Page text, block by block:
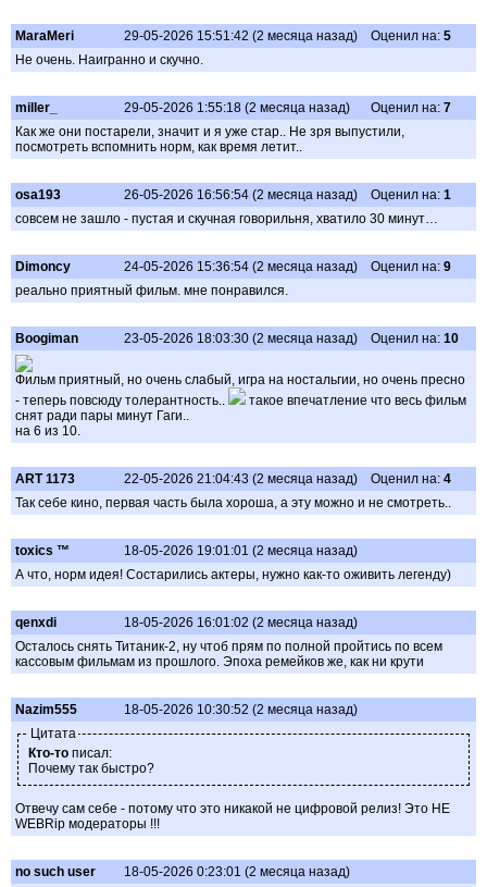
MaraMeri 29-05-2026 15:51:42 (2 месяца назад) Оценил на: 5
Не очень. Наигранно и скучно.
millеr_ 29-05-2026 1:55:18 (2 месяца назад) Оценил на: 7
Как же они постарели, значит и я уже стар.. Не зря выпустили,
посмотреть вспомнить норм, как время летит..
osa193 26-05-2026 16:56:54 (2 месяца назад) Оценил на: 1
совсем не зашло - пустая и скучная говорильня, хватило 30 минут…
Dimoncy 24-05-2026 15:36:54 (2 месяца назад) Оценил на: 9
реально приятный фильм. мне понравился.
Boogiman 23-05-2026 18:03:30 (2 месяца назад) Оценил на: 10
Фильм приятный, но очень слабый, игра на ностальгии, но очень пресно
- теперь повсюду толерантность..
такое впечатление что весь фильм
снят ради пары минут Гаги..
на 6 из 10.
ART 1173 22-05-2026 21:04:43 (2 месяца назад) Оценил на: 4
Так себе кино, первая часть была хороша, а эту можно и не смотреть..
toxics ™
18-05-2026 19:01:01 (2 месяца назад)
А что, норм идея! Состарились актеры, нужно как-то оживить легенду)
qenxdi
18-05-2026 16:01:02 (2 месяца назад)
Осталось снять Титаник-2, ну чтоб прям по полной пройтись по всем
кассовым фильмам из прошлого. Эпоха ремейков же, как ни крути
Nazim555
18-05-2026 10:30:52 (2 месяца назад)
Цитата
Кто-то писал:
Почему так быстро?
Отвечу сам себе - потому что это никакой не цифровой релиз! Это НЕ
WEBRip модераторы !!!
no such user
18-05-2026 0:23:01 (2 месяца назад)